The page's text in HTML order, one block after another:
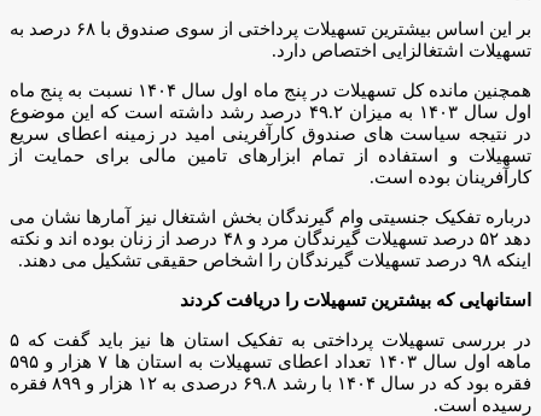
بر این اساس بیشترین تسهیلات پرداختی از سوی صندوق با ۶۸ درصد به
تسهیلات اشتغالزایی اختصاص دارد.
همچنین مانده کل تسهیلات در پنج ماه اول سال ۱۴۰۴ نسبت به پنج ماه
اول سال ۱۴۰۳ به میزان ۴۹.۲ درصد رشد داشته است که این موضوع
در نتیجه سیاست های صندوق کارآفرینی امید در زمینه اعطای سریع
تسهیلات و استفاده از تمام ابزارهای تامین مالی برای حمایت از
کارآفرینان بوده است.
درباره تفکیک جنسیتی وام گیرندگان بخش اشتغال نیز آمارها نشان می
دهد ۵۲ درصد تسهیلات گیرندگان مرد و ۴۸ درصد از زنان بوده اند و نکته
اینکه ۹۸ درصد تسهیلات گیرندگان را اشخاص حقیقی تشکیل می دهند.
استانهایی که بیشترین تسهیلات را دریافت کردند
در بررسی تسهیلات پرداختی به تفکیک استان ها نیز باید گفت که ۵
ماهه اول سال ۱۴۰۳ تعداد اعطای تسهیلات به استان ها ۷ هزار و ۵۹۵
فقره بود که در سال ۱۴۰۴ با رشد ۶۹.۸ درصدی به ۱۲ هزار و ۸۹۹ فقره
رسیده است.